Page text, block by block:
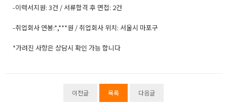
-이력서지원: 3건 / 서류합격 후 면접: 2건
-취업회사 연봉:*,***원 / 취업회사 위치: 서울시 마포구
*가려진 사항은 상담시 확인 가능 합니다
이전글 목록 다음글